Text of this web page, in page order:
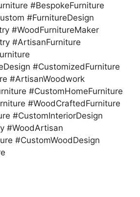
#BespokeFurniture
#FurnitureDesign
#WoodFurnitureMaker
#ArtisanFurniture
#CustomizedFurniture
#ArtisanWoodwork
#CustomHomeFurniture
#WoodCraftedFurniture
#CustomInteriorDesign
#WoodArtisan
#CustomWoodDesign